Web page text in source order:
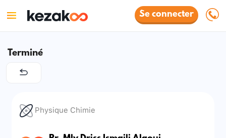
Se connecter
Terminé
Physique Chimie